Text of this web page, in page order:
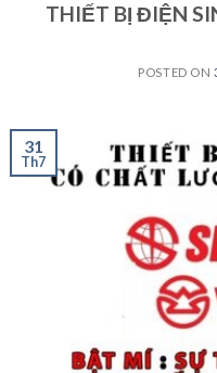
THIẾT BỊ ĐIỆN
POSTED ON
31
Th7